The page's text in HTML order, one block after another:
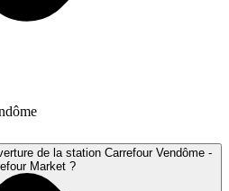
de la station Carrefour Vendôme -
Market ?